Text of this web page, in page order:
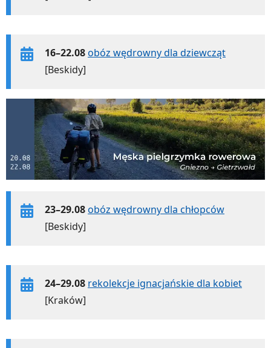
16–22.08obóz wędrowny dla dziewcząt
[Beskidy]
23–29.08obóz wędrowny dla chłopców
[Beskidy]
24–29.08 rekolekcje ignacjańskie dla kobiet
[Kraków]